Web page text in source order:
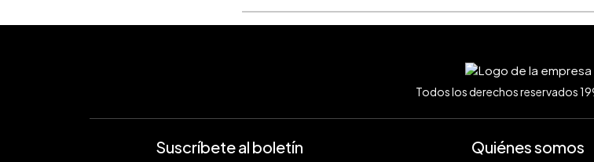
Todos los derechos reservados
Suscríbete al boletín Quiénes somos